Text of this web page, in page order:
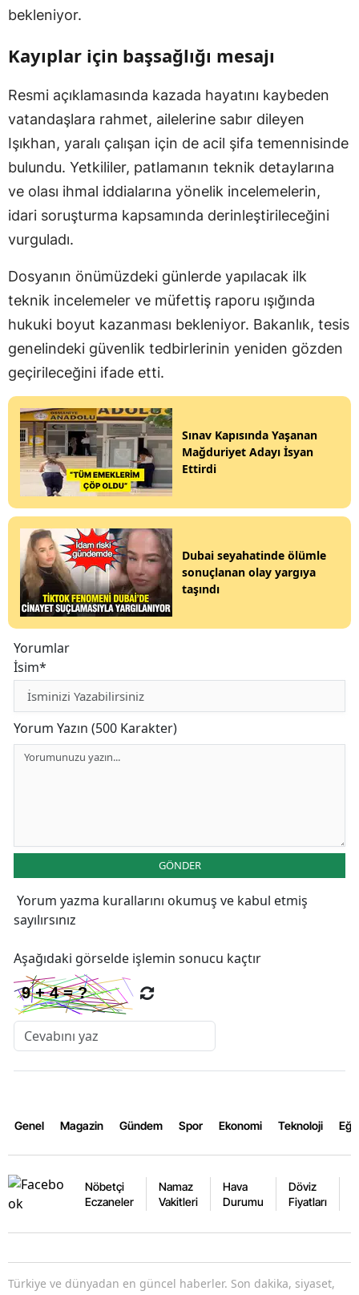
bekleniyor.
Kayıplar için başsağlığı mesajı
Resmi açıklamasında kazada hayatını kaybeden
vatandaşlara rahmet, ailelerine sabır dileyen
Işıkhan, yaralı çalışan için de acil şifa temennisinde
bulundu. Yetkililer, patlamanın teknik detaylarına
ve olası ihmal iddialarına yönelik incelemelerin,
idari soruşturma kapsamında derinleştirileceğini
vurguladı.
Dosyanın önümüzdeki günlerde yapılacak ilk
teknik incelemeler ve müfettiş raporu ışığında
hukuki boyut kazanması bekleniyor. Bakanlık, tesis
genelindeki güvenlik tedbirlerinin yeniden gözden
geçirileceğini ifade etti.
Sınav Kapısında Yaşanan
Mağduriyet Adayı İsyan
Ettirdi
Dubai seyahatinde ölümle
sonuçlanan olay yargıya
taşındı
Yorumlar
İsim*
Yorum Yazın (500 Karakter)
GÖNDER
Yorum yazma kurallarını okumuş ve kabul etmiş
sayılırsınız
Aşağıdaki görselde işlemin sonucu kaçtır
Genel Magazin Gündem Spor Ekonomi Teknoloji
Nöbetçi
Eczaneler
Namaz
Vakitleri
Hava
Durumu
Döviz
Fiyatları
Türkiye ve dünyadan en güncel haberler. Son dakika, siyaset,